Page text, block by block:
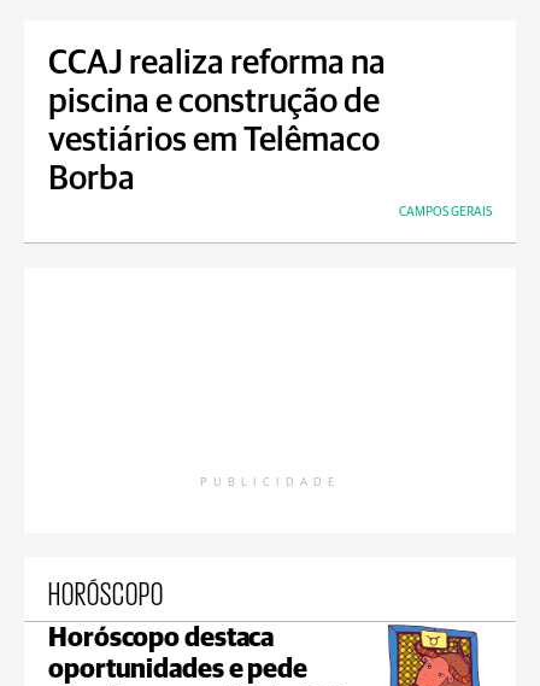
CCAJ realiza reforma na
piscina e construção de
vestiários em Telêmaco
Borba
CAMPOS GERAIS
PUBLICIDADE
HORÓSCOPO
Horóscopo destaca
oportunidades e pede